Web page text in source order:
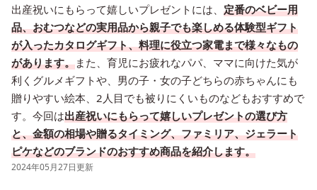
出産祝いにもらって嬉しいプレゼントには、 定番のベビー用
品、おむつなどの実用品から親子でも楽しめる体験型ギフト
が入ったカタログギフト、料理に役立つ家電まで様々なもの
があります。また、育児にお疲れなパパ、ママに向けた気が
利くグルメギフトや、男の子・女の子どちらの赤ちゃんにも
贈りやすい絵本、2人目でも被りにくいものなどもおすすめで
す。今回は出産祝いにもらって嬉しいプレゼントの選び方
と、金額の相場や贈るタイミング、ファミリア、ジェラート
ピケなどのブランドのおすすめ商品を紹介します。
2024年05月27日更新